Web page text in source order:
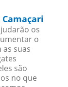
os
o
as suas
são
no que